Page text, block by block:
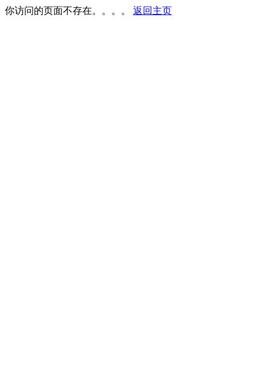
你访问的页面不存在。。。。 返回主页